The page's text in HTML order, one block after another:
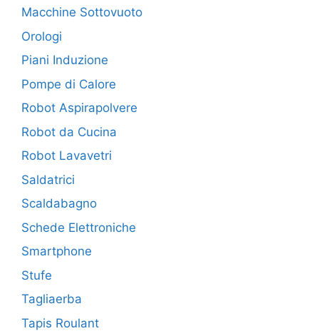
Macchine Sottovuoto
Orologi
Piani Induzione
Pompe di Calore
Robot Aspirapolvere
Robot da Cucina
Robot Lavavetri
Saldatrici
Scaldabagno
Schede Elettroniche
Smartphone
Stufe
Tagliaerba
Tapis Roulant